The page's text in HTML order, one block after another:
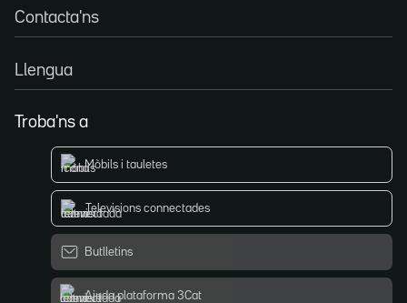
Contacta'ns
Llengua
Troba'ns a
Mòbils i tauletes
Televisions connectades
Butlletins
Ajuda plataforma 3Cat